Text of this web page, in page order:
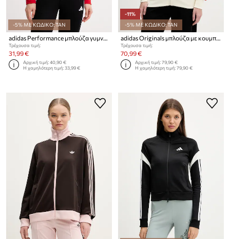
-5% ΜΕ ΚΩΔΙΚΟ: TAN
Τρέχουσα τιμή:
31,99 €
Αρχική τιμή:40,90 €
Η χαμηλότερη τιμή:33,99 €
-11%
-5% ΜΕ ΚΩΔΙΚΟ: TAN
Τρέχουσα τιμή:
70,99 €
Αρχική τιμή:79,90 €
Η χαμηλότερη τιμή:79,90 €